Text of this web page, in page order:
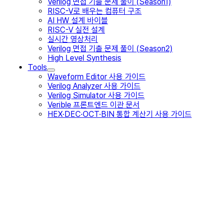
RISC-V로 배우는 컴퓨터 구조
AI HW 설계 바이블
RISC-V 실전 설계
실시간 영상처리
Verilog 면접 기출 문제 풀이 (Season2)
High Level Synthesis
Tools
Waveform Editor 사용 가이드
Verilog Analyzer 사용 가이드
Verilog Simulator 사용 가이드
Verible 프론트엔드 이관 문서
HEX·DEC·OCT·BIN 통합 계산기 사용 가이드